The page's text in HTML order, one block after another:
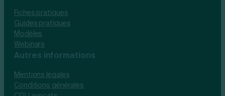
Fiches pratiques
Guides pratiques
Modèles
Webinars
Autres informations
Mentions légales
Conditions générales